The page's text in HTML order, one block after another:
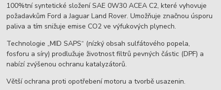
100%tní syntetické složení SAE 0W30 ACEA C2, které vyhovuje
požadavkům Ford a Jaguar Land Rover. Umožňuje značnou úsporu
paliva a tím snižuje emise CO2 ve výfukových plynech.
Technologie „MID SAPS“ (nízký obsah sulfátového popela,
fosforu a síry) prodlužuje životnost filtrů pevných částic (DPF) a
nabízí zvýšenou ochranu katalyzátorů.
Větší ochrana proti opotřebení motoru a tvorbě usazenin.